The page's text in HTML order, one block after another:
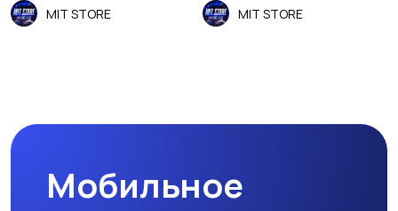
MIT STORE MIT STORE
Мобильное